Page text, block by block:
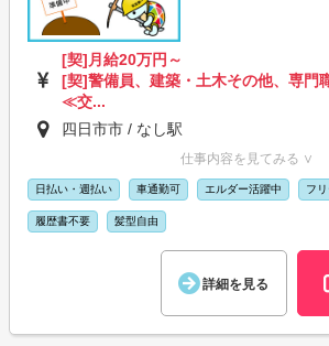
[契]月給20万円～
[契]警備員、建築・土木その他、専門
≪交...
四日市市 / なし駅
仕事内容を見てみる ∨
日払い・週払い 車通勤可 エルダー活躍中 フ
履歴書不要 髪型自由
詳細を見る